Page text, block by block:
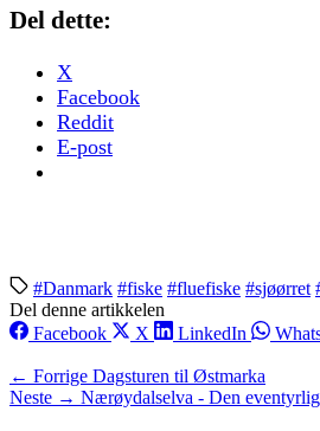
Del dette:
X
Facebook
Reddit
E-post
#Danmark #fiske #fluefiske #sjøørret
Del denne artikkelen
Facebook
X LinkedIn
← Forrige Dagsturen til Østmarka
Neste → Nærøydalselva - Den